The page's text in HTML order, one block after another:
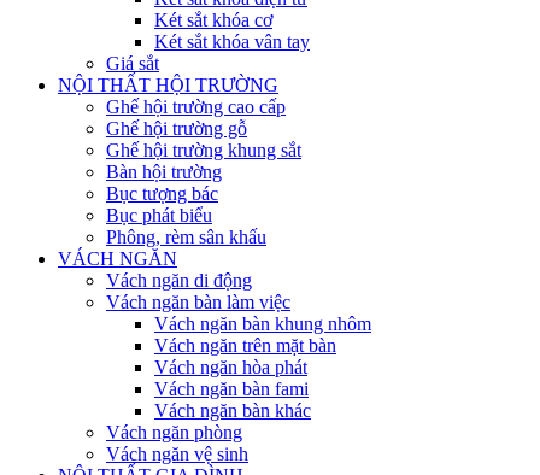
Két sắt khóa cơ
Két sắt khóa vân tay
Giá sắt
NỘI THẤT HỘI TRƯỜNG
Ghế hội trường cao cấp
Ghế hội trường gỗ
Ghế hội trường khung sắt
Bàn hội trường
Bục tượng bác
Bục phát biểu
Phông, rèm sân khấu
VÁCH NGĂN
Vách ngăn di động
Vách ngăn bàn làm việc
Vách ngăn bàn khung nhôm
Vách ngăn trên mặt bàn
Vách ngăn hòa phát
Vách ngăn bàn fami
Vách ngăn bàn khác
Vách ngăn phòng
Vách ngăn vệ sinh